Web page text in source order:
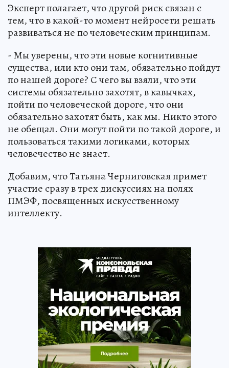
Эксперт полагает, что другой риск связан с
тем, что в какой-то момент нейросети решать
развиваться не по человеческим принципам.
- Мы уверены, что эти новые когнитивные
существа, или кто они там, обязательно пойдут
по нашей дороге? С чего вы взяли, что эти
системы обязательно захотят, в кавычках,
пойти по человеческой дороге, что они
обязательно захотят быть, как мы. Никто этого
не обещал. Они могут пойти по такой дороге, и
пользоваться такими логиками, которых
человечество не знает.
Добавим, что Татьяна Черниговская примет
участие сразу в трех дискуссиях на полях
ПМЭФ, посвященных искусственному
интеллекту.